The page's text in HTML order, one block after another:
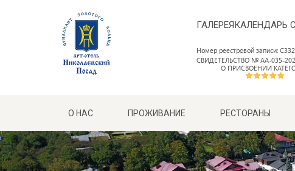
ГАЛЕРЕЯКАЛЕНДАРЬ
Номер реестровой записи:
СВИДЕТЕЛЬСТВО № АА-035-
О ПРИСВОЕНИИ
О НАС ПРОЖИВАНИЕ РЕСТОРАНЫ